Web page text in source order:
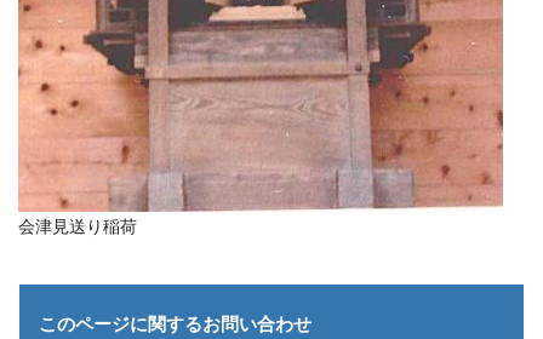
会津見送り稲荷
このページに関するお問い合わせ